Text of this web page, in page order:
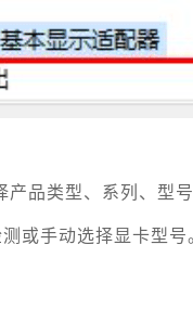
品类型、系列、型
或手动选择显卡型号。